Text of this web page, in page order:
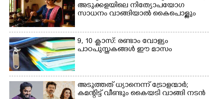
അടുക്കളയിലെ നിത്യോപയോഗ
സാധനം വാങ്ങിയാൽ കൈപൊള്ളും
9, 10 ക്ലാസ്: രണ്ടാം വോള്യം
പാഠപുസ്തകങ്ങൾ ഈ മാസം
അടുത്തത് ധ്യാനെന്ന് ട്രോളന്മാർ;
കമന്റിട്ട് വീണ്ടും കൈയടി വാങ്ങി നടൻ